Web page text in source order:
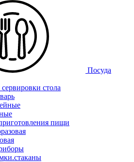
Посуда
стола
пищи